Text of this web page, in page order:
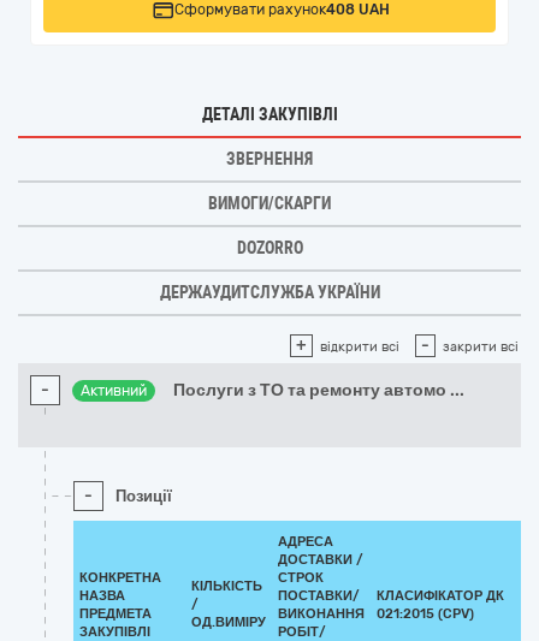
Сформувати рахунок408 UAH
ДЕТАЛІ ЗАКУПІВЛІ
ЗВЕРНЕННЯ
ВИМОГИ/СКАРГИ
DOZORRO
ДЕРЖАУДИТСЛУЖБА УКРАЇНИ
+ відкрити всі - закрити всі
- Активний Послуги з ТО та ремонту автомо ...
- Позиції
КОНКРЕТНА
НАЗВА
ПРЕДМЕТА
ЗАКУПІВЛІ
КІЛЬКІСТЬ
/
ОД.ВИМІРУ
АДРЕСА
ДОСТАВКИ /
СТРОК
ПОСТАВКИ/
ВИКОНАННЯ
РОБІТ/
КЛАСИФІКАТОР ДК
021:2015 (CPV)